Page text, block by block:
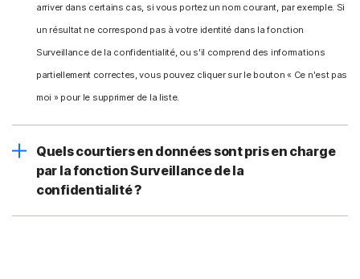
arriver dans certains cas, si vous portez un nom courant, par exemple. Si
un résultat ne correspond pas à votre identité dans la fonction
Surveillance de la confidentialité, ou s'il comprend des informations
partiellement correctes, vous pouvez cliquer sur le bouton « Ce n'est pas
moi » pour le supprimer de la liste.
Quels courtiers en données sont pris en charge
par la fonction Surveillance de la
confidentialité ?